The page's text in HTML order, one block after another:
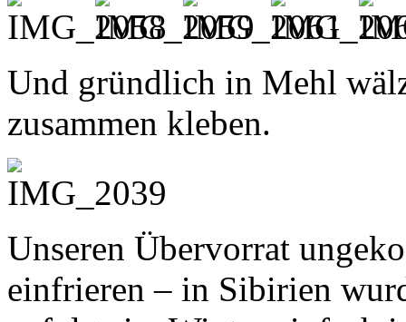
Und gründlich in Mehl
zusammen kleben.
Unseren Übervorrat
einfrieren – in Sibirien